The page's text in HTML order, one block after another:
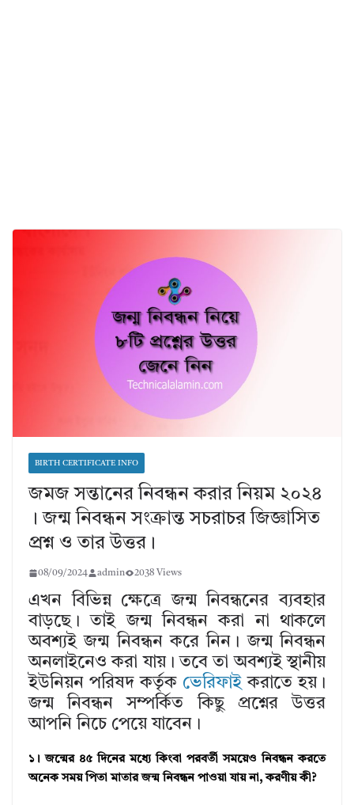
BIRTH CERTIFICATE INFO
জমজ সন্তানের নিবন্ধন করার নিয়ম ২০২৪
। জন্ম নিবন্ধন সংক্রান্ত সচরাচর জিজ্ঞাসিত
প্রশ্ন ও তার উত্তর।
08/09/2024 admin 2038 Views
এখন বিভিন্ন ক্ষেত্রে জন্ম নিবন্ধনের ব্যবহার
বাড়ছে। তাই জন্ম নিবন্ধন করা না থাকলে
অবশ্যই জন্ম নিবন্ধন করে নিন। জন্ম নিবন্ধন
অনলাইনেও করা যায়। তবে তা অবশ্যই স্থানীয়
ইউনিয়ন পরিষদ কর্তৃক ভেরিফাই করাতে হয়।
জন্ম নিবন্ধন সম্পর্কিত কিছু প্রশ্নের উত্তর
আপনি নিচে পেয়ে যাবেন।
১। জন্মের ৪৫ দিনের মধ্যে কিংবা পরবর্তী সময়েও নিবন্ধন করতে
অনেক সময় পিতা মাতার জন্ম নিবন্ধন পাওয়া যায় না, করণীয় কী?